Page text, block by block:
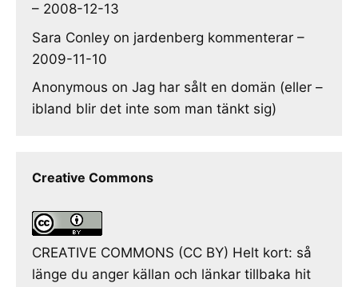
– 2008-12-13
Sara Conley on jardenberg kommenterar –
2009-11-10
Anonymous on Jag har sålt en domän (eller –
ibland blir det inte som man tänkt sig)
Creative Commons
CREATIVE COMMONS (CC BY) Helt kort: så
länge du anger källan och länkar tillbaka hit